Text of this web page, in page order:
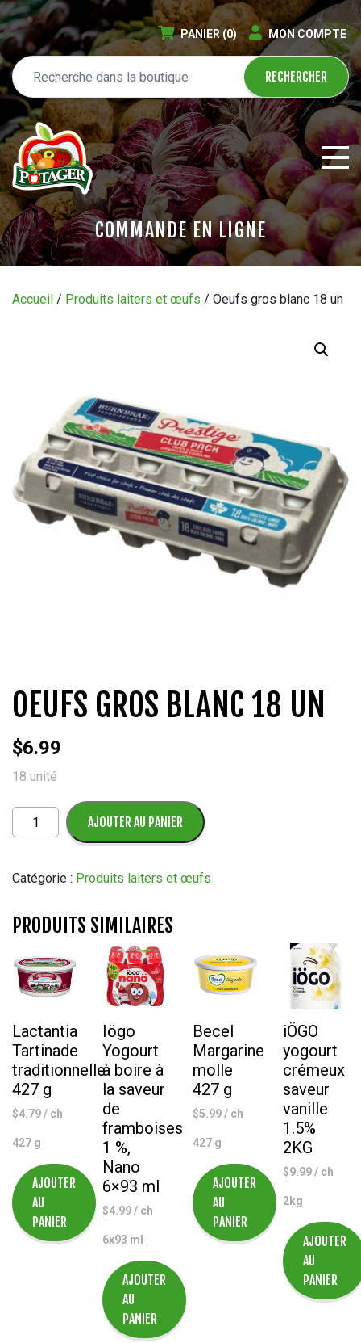
PANIER(0) MON COMPTE
COMMANDE EN LIGNE
QUI SOMMES-NOUS?
CARRIÈRES
CONTACT
CONCOURS
Accueil / Produits laiters et œufs / Oeufs gros blanc 18 un
OEUFS GROS BLANC 18 UN
$6.99
18 unité
quantité
de
gros
un
AJOUTER AU PANIER
Catégorie : Produits laiters et œufs
PRODUITS SIMILAIRES
Lactantia
Tartinade
traditionnelle
427 g
$4.79/ ch
427 g
AJOUTER
AU
PANIER
Iögo
Yogourt
à boire à
la saveur
de
framboises
1 %,
Nano
6×93 ml
$4.99/ ch
6x93 ml
AJOUTER
AU
PANIER
Becel
Margarine
molle
427 g
$5.99/ ch
427 g
AJOUTER
AU
PANIER
iÖGO
yogourt
crémeux
saveur
vanille
1.5%
2KG
$9.99/ ch
2kg
AJOUTER
AU
PANIER